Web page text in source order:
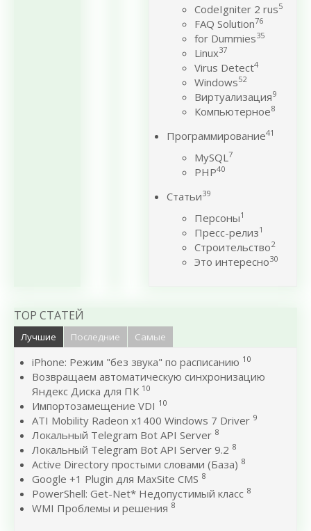
CodeIgniter 2 rus5
FAQ Solution76
for Dummies35
Linux37
Virus Detect4
Windows52
Виртуализация9
Компьютерное8
Программирование41
MySQL7
PHP40
Статьи39
Персоны1
Пресс-релиз1
Строительство2
Это интересно30
TOP СТАТЕЙ
Лучшие Последние Самые
iPhone: Режим "без звука" по расписанию 10
Возвращаем автоматическую синхронизацию
Яндекс Диска для ПК 10
Импортозамещение VDI 10
ATI Mobility Radeon x1400 Windows 7 Driver 9
Локальный Telegram Bot API Server 8
Локальный Telegram Bot API Server 9.2 8
Active Directory простыми словами (База) 8
Google +1 Plugin для MaxSite CMS 8
PowerShell: Get-Net* Недопустимый класс 8
WMI Проблемы и решения 8